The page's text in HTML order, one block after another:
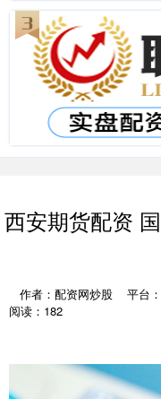
西安期货配资
作者：配资网炒股 平台
阅读：182